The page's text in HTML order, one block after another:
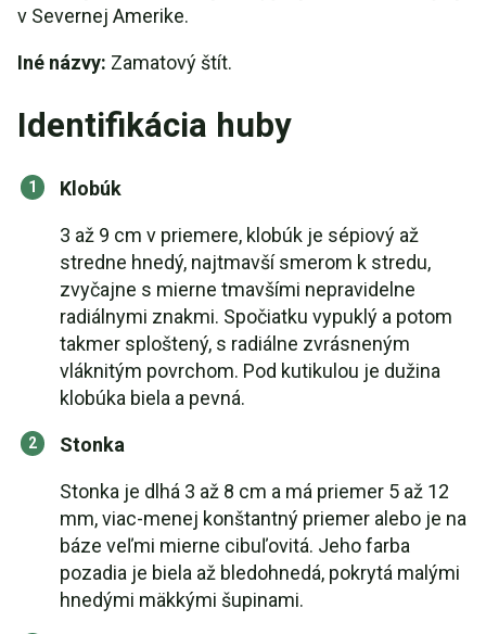
v Severnej Amerike.
Iné názvy: Zamatový štít.
Identifikácia huby
Klobúk
3 až 9 cm v priemere, klobúk je sépiový až
stredne hnedý, najtmavší smerom k stredu,
zvyčajne s mierne tmavšími nepravidelne
radiálnymi znakmi. Spočiatku vypuklý a potom
takmer sploštený, s radiálne zvrásneným
vláknitým povrchom. Pod kutikulou je dužina
klobúka biela a pevná.
Stonka
Stonka je dlhá 3 až 8 cm a má priemer 5 až 12
mm, viac-menej konštantný priemer alebo je na
báze veľmi mierne cibuľovitá. Jeho farba
pozadia je biela až bledohnedá, pokrytá malými
hnedými mäkkými šupinami.